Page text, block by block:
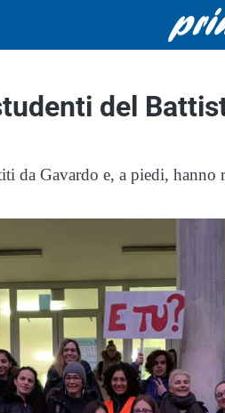
del
da Gavardo e, a piedi, hanno